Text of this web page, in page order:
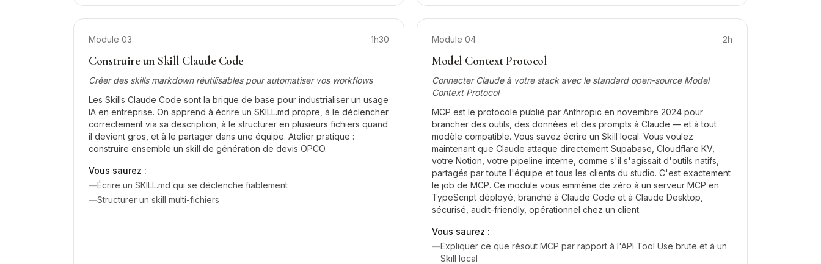
Module 03 1h30
Construire un Skill Claude Code
Créer des skills markdown réutilisables pour automatiser vos workflows
Les Skills Claude Code sont la brique de base pour industrialiser un usage
IA en entreprise. On apprend à écrire un SKILL.md propre, à le déclencher
correctement via sa description, à le structurer en plusieurs fichiers quand
il devient gros, et à le partager dans une équipe. Atelier pratique :
construire ensemble un skill de génération de devis OPCO.
Vous saurez :
—Écrire un SKILL.md qui se déclenche fiablement
—Structurer un skill multi-fichiers
Module 04 2h
Model Context Protocol
Connecter Claude à votre stack avec le standard open-source Model
Context Protocol
MCP est le protocole publié par Anthropic en novembre 2024 pour
brancher des outils, des données et des prompts à Claude — et à tout
modèle compatible. Vous savez écrire un Skill local. Vous voulez
maintenant que Claude attaque directement Supabase, Cloudflare KV,
votre Notion, votre pipeline interne, comme s'il s'agissait d'outils natifs,
partagés par toute l'équipe et tous les clients du studio. C'est exactement
le job de MCP. Ce module vous emmène de zéro à un serveur MCP en
TypeScript déployé, branché à Claude Code et à Claude Desktop,
sécurisé, audit-friendly, opérationnel chez un client.
Vous saurez :
—Expliquer ce que résout MCP par rapport à l'API Tool Use brute et à un
Skill local